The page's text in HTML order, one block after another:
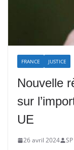
FRANCE JUSTICE
Nouvelle
sur
UE
26 avril 2024 SP